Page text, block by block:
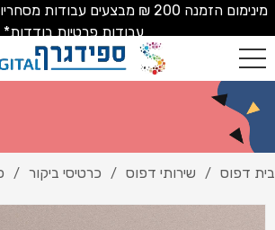
מינימום הזמנה 200 ₪ מבצעים
עבודות פרטיות בודדות*
בית דפוס / שירותי דפוס / כרטיסי ביקור /